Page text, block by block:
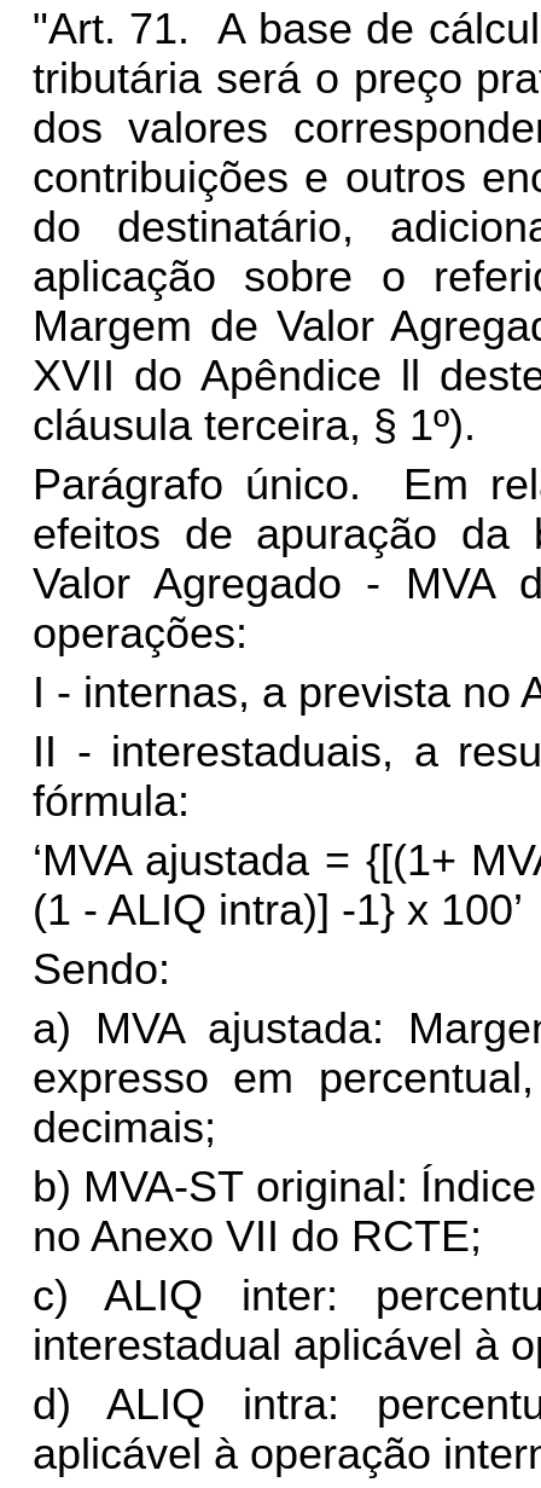
"Art. 71. A base de
tributária será o preço
dos valores
contribuições e outros
do destinatário,
aplicação sobre o
Margem de Valor
XVII do Apêndice ll
cláusula terceira, § 1º).
Parágrafo único. Em
efeitos de apuração da
Valor Agregado - MVA
operações:
I - internas, a prevista no
II - interestaduais, a
fórmula:
‘MVA ajustada = {[(1+
(1 - ALIQ intra)] -1} x 100’
Sendo:
a) MVA ajustada:
expresso em
decimais;
b) MVA-ST original:
no Anexo VII do RCTE;
c) ALIQ inter:
interestadual aplicável à
d) ALIQ intra:
aplicável à operação